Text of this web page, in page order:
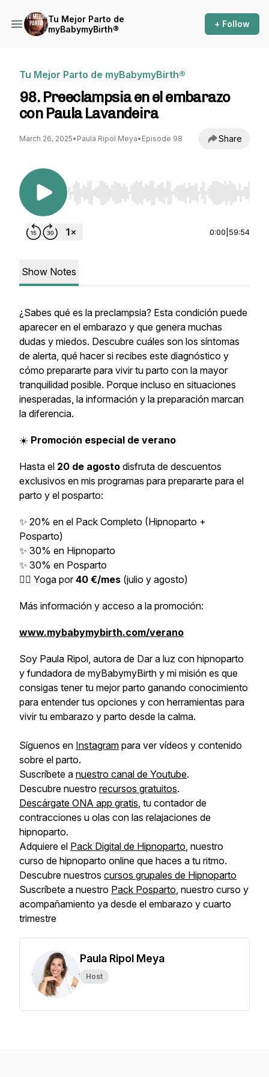
Tu Mejor Parto de
myBabymyBirth®
+ Follow
Tu Mejor Parto de myBabymyBirth®
98. Preeclampsia en el embarazo
con Paula Lavandeira
March 26, 2025• Paula Ripol Meya• Episode 98 Share
Use Left/Right to seek, Home/End to jump to
0:00 59:54
Show Notes
¿Sabes qué es la preclampsia? Esta condición puede
aparecer en el embarazo y que genera muchas
dudas y miedos. Descubre cuáles son los síntomas
de alerta, qué hacer si recibes este diagnóstico y
cómo prepararte para vivir tu parto con la mayor
tranquilidad posible. Porque incluso en situaciones
inesperadas, la información y la preparación marcan
la diferencia.
☀️ Promoción especial de verano
Hasta el 20 de agosto disfruta de descuentos
exclusivos en mis programas para prepararte para el
parto y el posparto:
✨ 20% en el Pack Completo (Hipnoparto +
Posparto)
✨ 30% en Hipnoparto
✨ 30% en Posparto
🧘‍♀️ Yoga por40 €/mes (julio y agosto)
Más información y acceso a la promoción:
www.mybabymybirth.com/verano
Soy Paula Ripol, autora de Dar a luz con hipnoparto
y fundadora de myBabymyBirth y mi misión es que
consigas tener tu mejor parto ganando conocimiento
para entender tus opciones y con herramientas para
vivir tu embarazo y parto desde la calma.
Síguenos en Instagram para ver vídeos y contenido
sobre el parto.
Suscríbete a nuestro canal de Youtube.
Descubre nuestro recursos gratuitos.
Descárgate ONA app gratis, tu contador de
contracciones u olas con las relajaciones de
hipnoparto.
Adquiere el Pack Digital de Hipnoparto, nuestro
curso de hipnoparto online que haces a tu ritmo.
Descubre nuestros cursos grupales de Hipnoparto
Suscríbete a nuestro Pack Posparto, nuestro curso y
acompañamiento ya desde el embarazo y cuarto
trimestre
Paula Ripol Meya
Host